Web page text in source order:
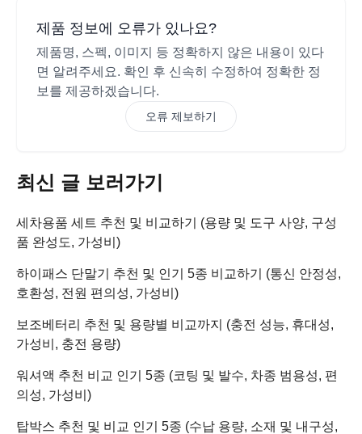
제품 정보에 오류가 있나요?
제품명, 스펙, 이미지 등 정확하지 않은 내용이 있다
면 알려주세요. 확인 후 신속히 수정하여 정확한 정
보를 제공하겠습니다.
오류 제보하기
최신 글 보러가기
세차용품 세트 추천 및 비교하기 (용량 및 도구 사양, 구성
품 완성도, 가성비)
하이패스 단말기 추천 및 인기 5종 비교하기 (통신 안정성,
호환성, 전원 편의성, 가성비)
보조베터리 추천 및 용량별 비교까지 (충전 성능, 휴대성,
가성비, 충전 용량)
워셔액 추천 비교 인기 5종 (코팅 및 발수, 차종 범용성, 편
의성, 가성비)
탑박스 추천 및 비교 인기 5종 (수납 용량, 소재 및 내구성,